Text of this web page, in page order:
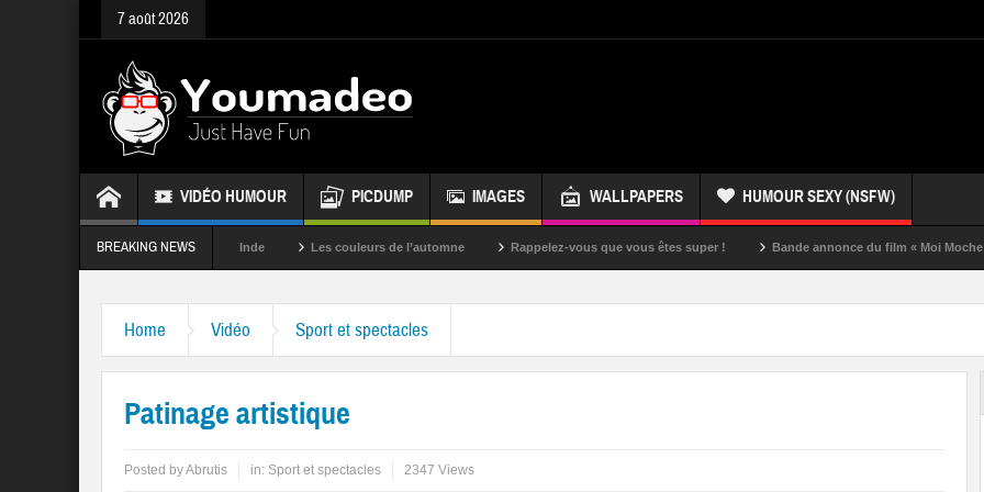
7 août 2026
VIDÉO HUMOUR PICDUMP IMAGES WALLPAPERS HUMOUR SEXY (NSFW)
BREAKING NEWS
La fête des couleurs en Inde Les couleurs de l’automne Rappelez-vous que vous êtes super ! Bande annonce du film « Moi Moche et
Home Vidéo Sport et spectacles
Patinage artistique
Posted byAbrutis in: Sport et spectacles 2347 Views